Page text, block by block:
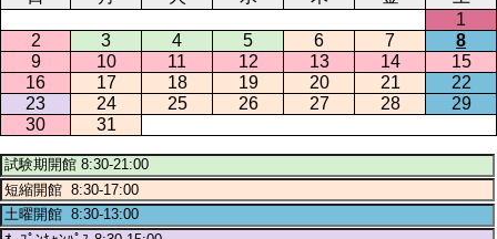
1
2
3 4 5 6 7
8
9
10 11 12 13 14
15
16
17 18 19 20 21
22
23
24 25 26 27 28
29
30
31